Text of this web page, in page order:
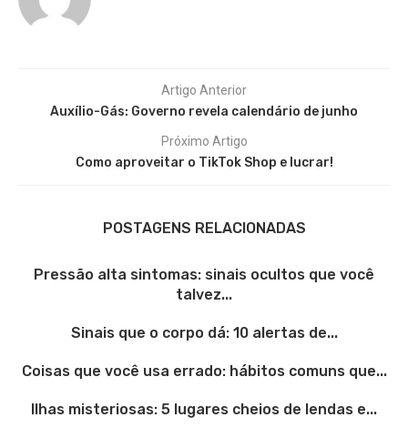
Artigo Anterior
Auxílio-Gás: Governo revela calendário de junho
Próximo Artigo
Como aproveitar o TikTok Shop e lucrar!
POSTAGENS RELACIONADAS
Pressão alta sintomas: sinais ocultos que você
talvez...
Sinais que o corpo dá: 10 alertas de...
Coisas que você usa errado: hábitos comuns que...
Ilhas misteriosas: 5 lugares cheios de lendas e...